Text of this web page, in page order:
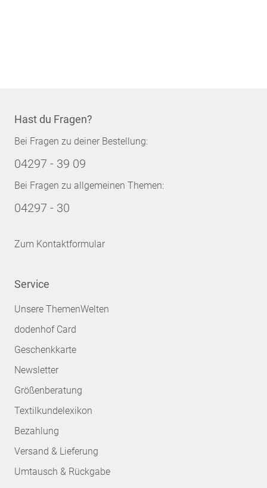
Hast du Fragen?
Bei Fragen zu deiner Bestellung:
04297 - 39 09
Bei Fragen zu allgemeinen Themen:
04297 - 30
Zum Kontaktformular
Service
Unsere ThemenWelten
dodenhof Card
Geschenkkarte
Newsletter
Größenberatung
Textilkundelexikon
Bezahlung
Versand & Lieferung
Umtausch & Rückgabe